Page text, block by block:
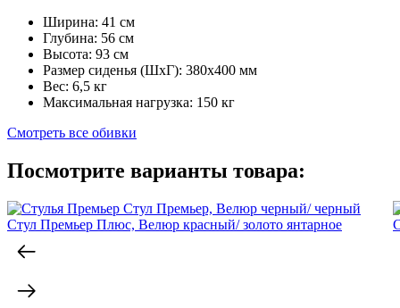
Ширина: 41 см
Глубина: 56 см
Высота: 93 см
Размер сиденья (ШxГ): 380x400 мм
Вес: 6,5 кг
Максимальная нагрузка: 150 кг
Смотреть все обивки
Посмотрите варианты товара:
Стул Премьер Плюс, Велюр красный/ золото янтарное